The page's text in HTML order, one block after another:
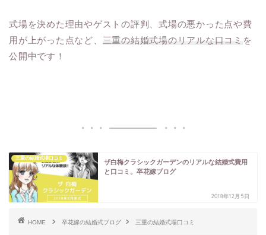
式場を決めた理由やゲストの評判、式場の悪かった点や費
用が上がった点など、 三重の結婚式場のリアルな口コミ を
公開中です！
三重の結婚式場口コミ
ザ白梅クラシックガーデンのリアルな結婚式費用
と口コミ。卒花嫁ブログ
2018年12月5日
HOME 卒花嫁の結婚式ブログ 三重の結婚式場口コミ